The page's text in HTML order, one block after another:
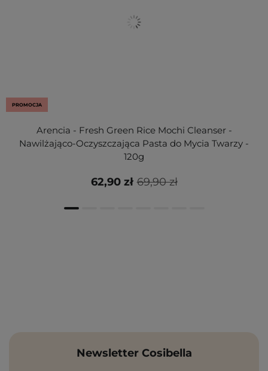
PROMOCJA
Arencia - Fresh Green Rice Mochi Cleanser -
Nawilżająco-Oczyszczająca Pasta do Mycia Twarzy -
120g
69,90 zł
62,90 zł
Newsletter Cosibella